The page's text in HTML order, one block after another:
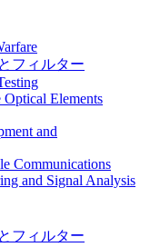
フィルター
Elements
and
Communications
and Signal Analysis
フィルター